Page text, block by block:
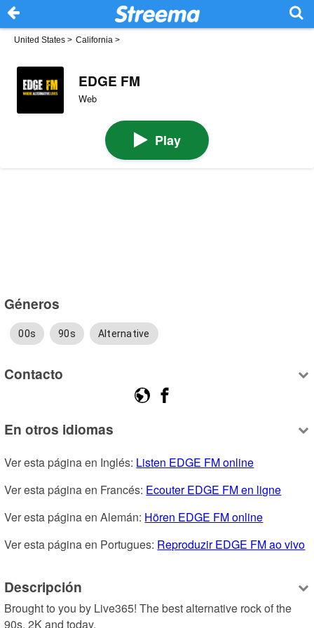
United States > California >
EDGE FM
Web
Play
Géneros
00s 90s Alternative
Contacto
En otros idiomas
Ver esta página en Inglés: Listen EDGE FM online
Ver esta página en Francés: Ecouter EDGE FM en ligne
Ver esta página en Alemán: Hören EDGE FM online
Ver esta página en Portugues: Reproduzir EDGE FM ao vivo
Descripción
Brought to you by Live365! The best alternative rock of the
90s, 2K and today.